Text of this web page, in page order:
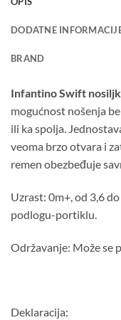
DODATNE
BRAND
Infantino Swift
mogućnost nošenja
ili ka spolja.
veoma brzo otvara i
remen obezbeđuje
Uzrast: 0m+, od 3,6
podlogu-portiklu.
Održavanje: Može se
Deklaracija: